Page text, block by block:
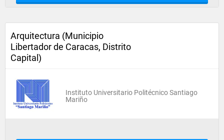
Arquitectura (Municipio
Libertador de Caracas, Distrito
Capital)
Instituto Universitario Politécnico Santiago
Mariño